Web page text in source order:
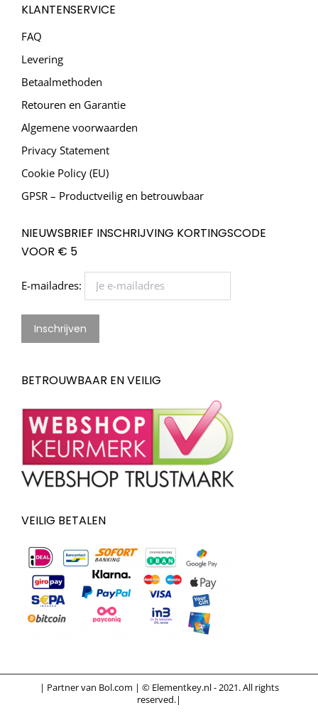
KLANTENSERVICE
FAQ
Levering
Betaalmethoden
Retouren en Garantie
Algemene voorwaarden
Privacy Statement
Cookie Policy (EU)
GPSR – Productveilig en betrouwbaar
NIEUWSBRIEF INSCHRIJVING KORTINGSCODE
VOOR € 5
E-mailadres:
BETROUWBAAR EN VEILIG
VEILIG BETALEN
| Partner van Bol.com | © Elementkey.nl - 2021. All rights
reserved.|